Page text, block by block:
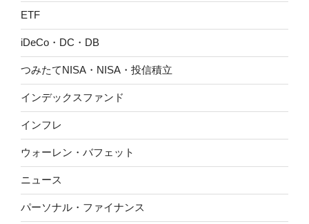
ETF
iDeCo・DC・DB
つみたてNISA・NISA・投信積立
インデックスファンド
インフレ
ウォーレン・バフェット
ニュース
パーソナル・ファイナンス